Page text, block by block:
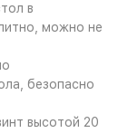
в
можно не
безопасно
высотой 20